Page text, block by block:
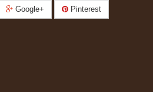
Google+ Pinterest